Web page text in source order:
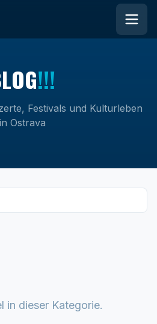
LOG!!!
Festivals und Kulturleben
in Ostrava
in dieser Kategorie.